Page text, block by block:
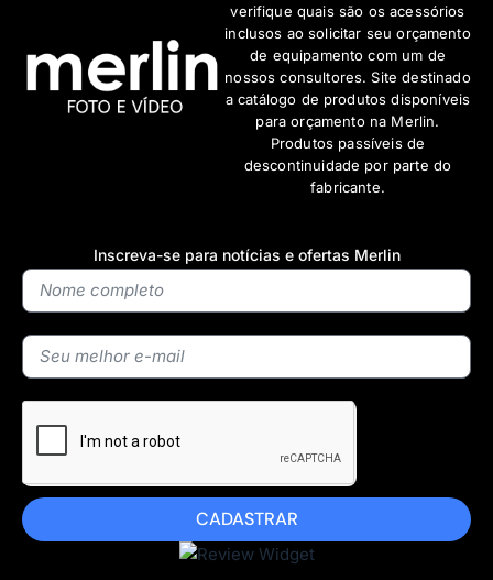
Inscreva-se para notícias e ofertas Merlin
CADASTRAR
verifique quais são os acessórios
inclusos ao solicitar seu orçamento
de equipamento com um de
nossos consultores. Site destinado
a catálogo de produtos disponíveis
para orçamento na Merlin.
Produtos passíveis de
descontinuidade por parte do
fabricante.